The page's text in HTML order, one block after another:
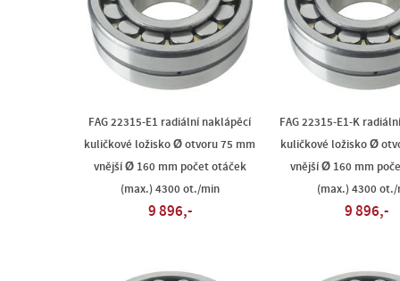
FAG 22315-E1 radiální naklápěcí
kuličkové ložisko Ø otvoru 75 mm
vnější Ø 160 mm počet otáček
(max.) 4300 ot./min
9 896,-
FAG 22315-E1-K
kuličkové ložisko Ø
vnější Ø 160 mm
(max.) 4300 ot./
9 896,-